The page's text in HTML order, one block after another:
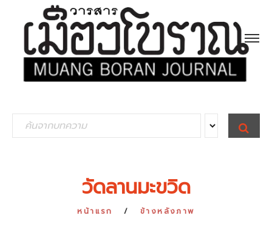
e
S
E
A
วัดลานมะขวิด
หน้าแรก ข้างหลังภาพ